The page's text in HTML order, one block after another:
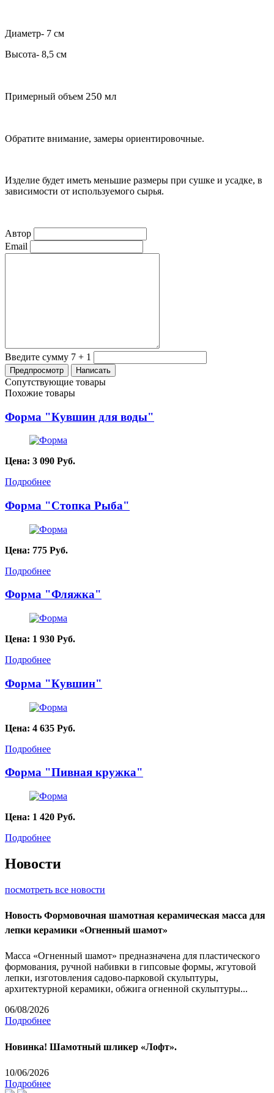
Диаметр- 7 см
Высота- 8,5 см
Примерный объем 250 мл
Обратите внимание, замеры ориентировочные.
Изделие будет иметь меньшие размеры при сушке и усадке, в
зависимости от используемого сырья.
Автор
Email
Введите сумму 7 + 1
Сопутствующие товары
Похожие товары
Форма "Кувшин для воды"
Цена: 3 090 Руб.
Подробнее
Форма "Стопка Рыба"
Цена: 775 Руб.
Подробнее
Форма "Фляжка"
Цена: 1 930 Руб.
Подробнее
Форма "Кувшин"
Цена: 4 635 Руб.
Подробнее
Форма "Пивная кружка"
Цена: 1 420 Руб.
Подробнее
Новости
посмотреть все новости
Новость Формовочная шамотная керамическая масса для
лепки керамики «Огненный шамот»
Масса «Огненный шамот» предназначена для пластического
формования, ручной набивки в гипсовые формы, жгутовой
лепки, изготовления садово-парковой скульптуры,
архитектурной керамики, обжига огненной скульптуры...
06/08/2026
Подробнее
Новинка! Шамотный шликер «Лофт».
10/06/2026
Подробнее